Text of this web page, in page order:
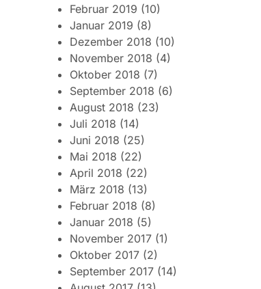
Februar 2019 (10)
Januar 2019 (8)
Dezember 2018 (10)
November 2018 (4)
Oktober 2018 (7)
September 2018 (6)
August 2018 (23)
Juli 2018 (14)
Juni 2018 (25)
Mai 2018 (22)
April 2018 (22)
März 2018 (13)
Februar 2018 (8)
Januar 2018 (5)
November 2017 (1)
Oktober 2017 (2)
September 2017 (14)